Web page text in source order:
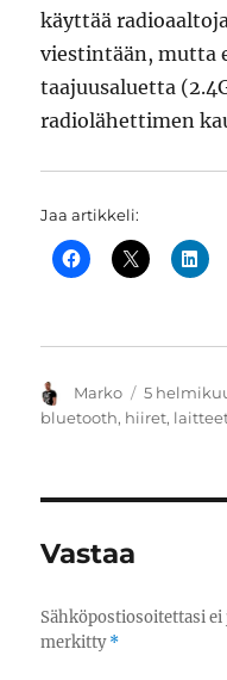
käyttää
viestintään, mutta
taajuusaluetta
radiolähettimen
Jaa artikkeli:
Kirjoittaja
Marko Julkaistu
5
bluetooth, hiiret,
Vastaa
Sähköpostiosoitettasi ei
merkitty*